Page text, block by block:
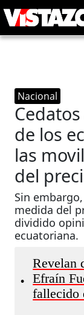
Nacional
de los
las
del
Sin
medida del
dividido
ecuatoriana.
•
Revelan
Efraín
fallecido